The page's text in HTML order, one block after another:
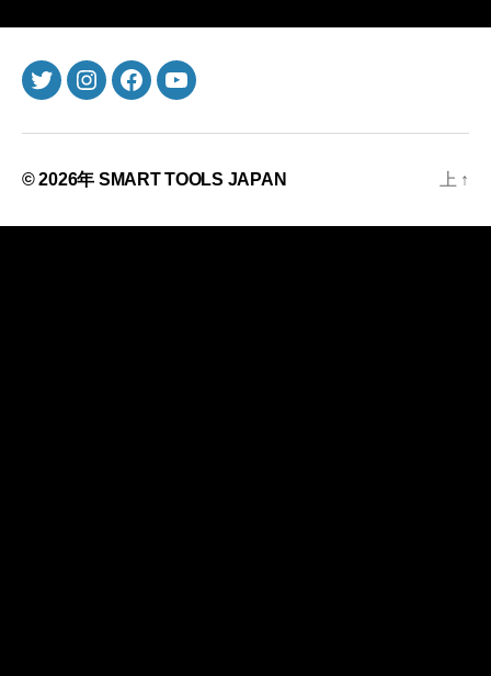
twitterinstagram
Facebookyoutube
© 2026年 SMART TOOLS JAPAN 上 ↑